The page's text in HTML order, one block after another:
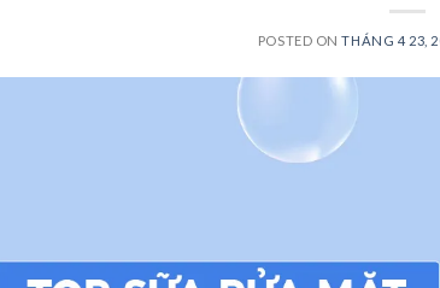
POSTED ONTHÁNG 4 23,